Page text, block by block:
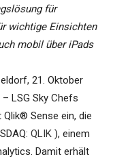
für
wichtige Einsichten
mobil über iPads
21. Oktober
– LSG Sky Chefs
Sense ein, die
QLIK ), einem
Damit erhält